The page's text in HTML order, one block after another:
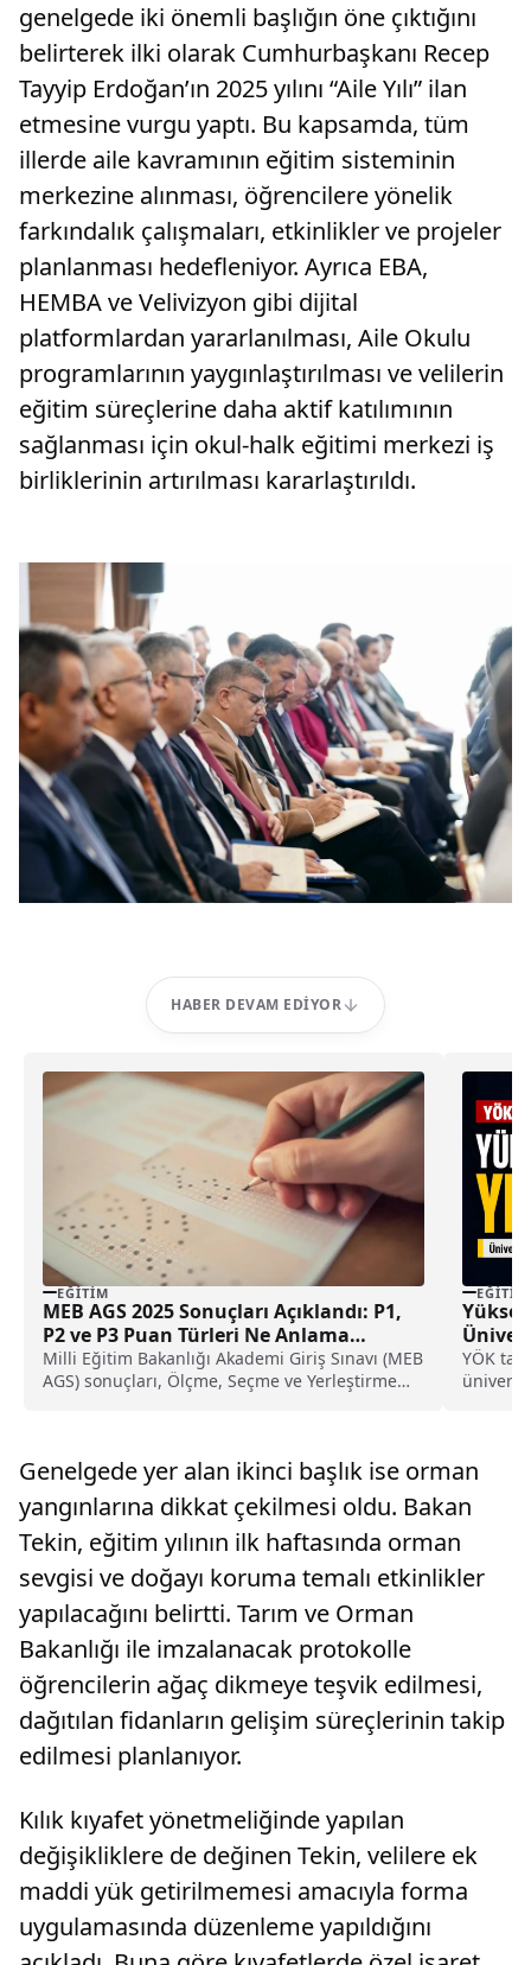
genelgede iki önemli başlığın öne çıktığını
belirterek ilki olarak Cumhurbaşkanı Recep
Tayyip Erdoğan’ın 2025 yılını “Aile Yılı” ilan
etmesine vurgu yaptı. Bu kapsamda, tüm
illerde aile kavramının eğitim sisteminin
merkezine alınması, öğrencilere yönelik
farkındalık çalışmaları, etkinlikler ve projeler
planlanması hedefleniyor. Ayrıca EBA,
HEMBA ve Velivizyon gibi dijital
platformlardan yararlanılması, Aile Okulu
programlarının yaygınlaştırılması ve velilerin
eğitim süreçlerine daha aktif katılımının
sağlanması için okul-halk eğitimi merkezi iş
birliklerinin artırılması kararlaştırıldı.
HABER DEVAM EDIYOR
EĞITIM
MEB AGS 2025 Sonuçları Açıklandı: P1,
P2 ve P3 Puan Türleri Ne Anlama
Geliyor?
Milli Eğitim Bakanlığı Akademi Giriş Sınavı (MEB
AGS) sonuçları, Ölçme, Seçme ve Yerleştirme
EĞITIM
YÖK
Genelgede yer alan ikinci başlık ise orman
yangınlarına dikkat çekilmesi oldu. Bakan
Tekin, eğitim yılının ilk haftasında orman
sevgisi ve doğayı koruma temalı etkinlikler
yapılacağını belirtti. Tarım ve Orman
Bakanlığı ile imzalanacak protokolle
öğrencilerin ağaç dikmeye teşvik edilmesi,
dağıtılan fidanların gelişim süreçlerinin takip
edilmesi planlanıyor.
Kılık kıyafet yönetmeliğinde yapılan
değişikliklere de değinen Tekin, velilere ek
maddi yük getirilmemesi amacıyla forma
uygulamasında düzenleme yapıldığını